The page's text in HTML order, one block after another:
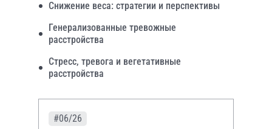
Снижение веса: стратегии и перспективы
Генерализованные тревожные
расстройства
Стресс, тревога и вегетативные
расстройства
#06/26